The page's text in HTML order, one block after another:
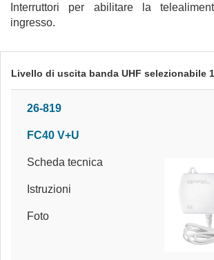
Interruttori per abilitare la
ingresso.
Livello di uscita banda UHF selezionabile
26-819
FC40 V+U
Scheda tecnica
Istruzioni
Foto